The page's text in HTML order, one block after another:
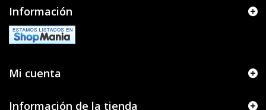
Información
Mi cuenta
Información de la tienda